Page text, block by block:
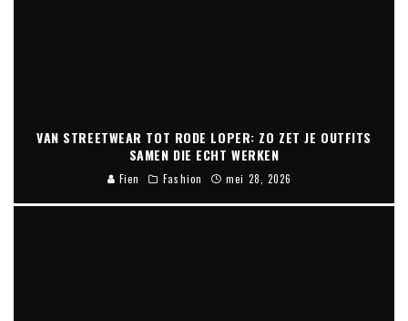
VAN STREETWEAR TOT RODE LOPER: ZO ZET JE OUTFITS
SAMEN DIE ECHT WERKEN
Fien Fashion mei 28, 2026